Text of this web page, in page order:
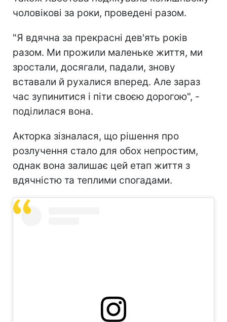
чоловікові за роки, проведені разом.
"Я вдячна за прекрасні дев'ять років
разом. Ми прожили маленьке життя, ми
зростали, досягали, падали, знову
вставали й рухалися вперед. Але зараз
час зупинитися і піти своєю дорогою", -
поділилася вона.
Акторка зізналася, що рішення про
розлучення стало для обох непростим,
однак вона залишає цей етап життя з
вдячністю та теплими спогадами.